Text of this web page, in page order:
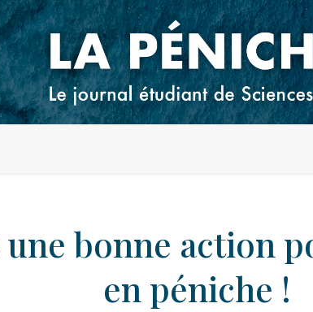
une bonne action
en péniche !